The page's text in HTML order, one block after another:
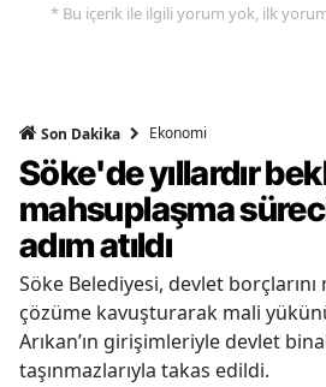
* Bu içerik ile ilgili yorum yok, ilk
Son Dakika Ekonomi
Söke'de yıllardır
mahsuplaşma
adım atıldı
Söke Belediyesi, devlet
çözüme kavuşturarak mali
Arıkan’ın girişimleriyle devlet
taşınmazlarıyla takas edildi.